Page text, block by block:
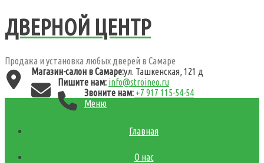
ДВЕРНОЙ ЦЕНТР
Продажа и установка любых дверей в Самаре
Магазин-салон в Самаре:ул. Ташкенская, 121 д
Пишите нам: info@stroineo.ru
Звоните нам: +7 917 115-54-54
Меню
Главная
О нас